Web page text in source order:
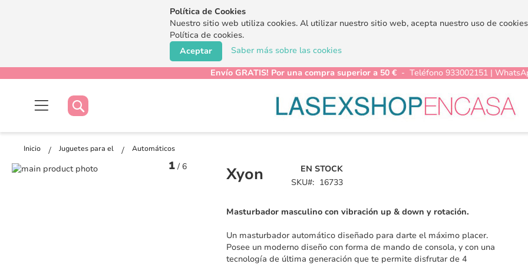
Política de Cookies
Nuestro sitio web utiliza cookies. Al utilizar nuestro sitio web, acepta nuestro uso de
Política de cookies.
Saber más sobre las cookies
Aceptar
Envío GRATIS! Por una compra superior a 50 € - Teléfono 933002151 |
Buscar
Buscar
Inicio Juguetes para el Automáticos
Saltar
1 / 6 Xyon
EN STOCK
SKU
16733
Masturbador masculino con vibración up & down y rotación.
Un masturbador automático diseñado para darte el máximo placer.
Posee un moderno diseño con forma de mando de consola, y con una
tecnología de última generación que te permite disfrutar de 4